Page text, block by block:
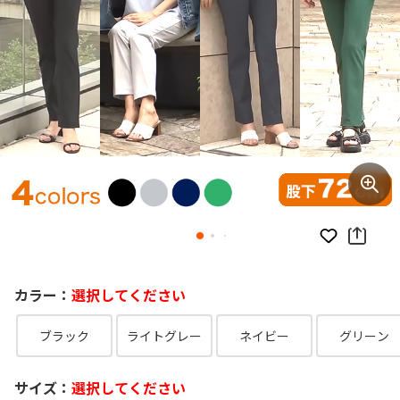
お気に入り
カラー： 選択してください
ブラック ライトグレー ネイビー グリーン
サイズ： 選択してください